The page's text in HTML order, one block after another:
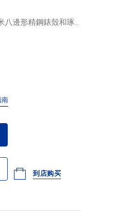
八邊形精鋼錶殼和琢
芒星。腕錶搭載錶廠
色圖案橡膠錶帶，以
到店购买